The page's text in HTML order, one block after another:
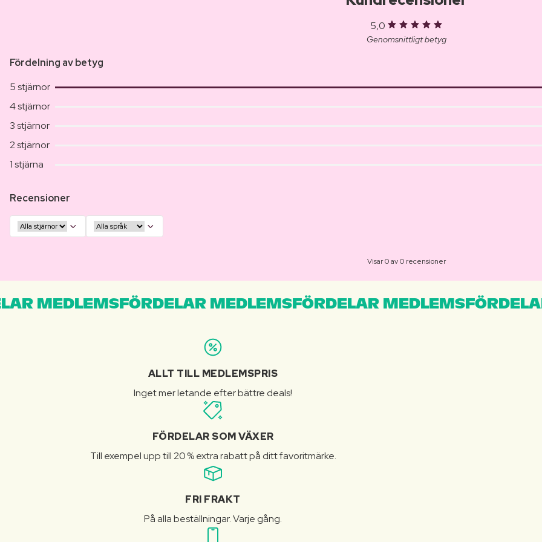
5,0
Genomsnittligt betyg
Fördelning av betyg
5 stjärnor
4 stjärnor
3 stjärnor
2 stjärnor
1 stjärna
Recensioner
Visar 0 av 0 recensioner
MEDLEMSFÖRDELAR MEDLEMSFÖRDELAR
ALLT TILL MEDLEMSPRIS
Inget mer letande efter bättre deals!
FÖRDELAR SOM VÄXER
Till exempel upp till 20 % extra rabatt på ditt favoritmärke.
FRI FRAKT
På alla beställningar. Varje gång.